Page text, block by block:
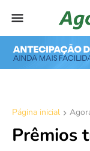
Página inicial
Prêmios